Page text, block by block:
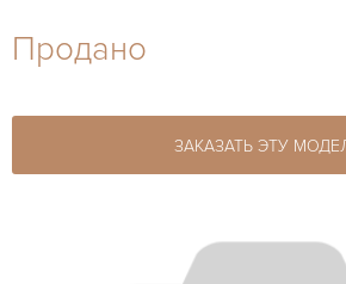
27-44
27-44
Продано
ЗАКАЗАТЬ ЭТУ